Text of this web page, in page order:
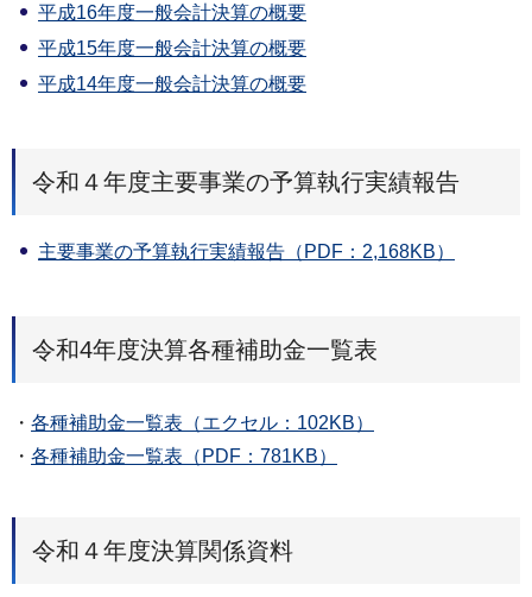
平成16年度一般会計決算の概要
平成15年度一般会計決算の概要
平成14年度一般会計決算の概要
令和４年度主要事業の予算執行実績報告
主要事業の予算執行実績報告（PDF：2,168KB）
令和4年度決算各種補助金一覧表
・ 各種補助金一覧表（エクセル：102KB）
・ 各種補助金一覧表（PDF：781KB）
令和４年度決算関係資料